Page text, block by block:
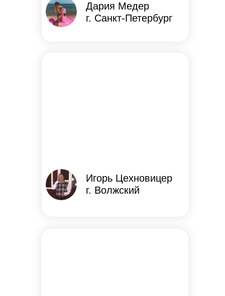
Дария Медер
г. Санкт-Петербург
Игорь Цехновицер
г. Волжский